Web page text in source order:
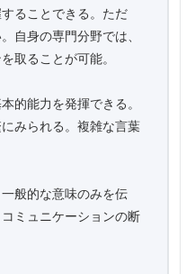
ることできる。ただ
自身の専門分野では、
取ることが可能。
的能力を発揮できる。
みられる。複雑な言葉
般的な意味のみを伝
ミュニケーションの断